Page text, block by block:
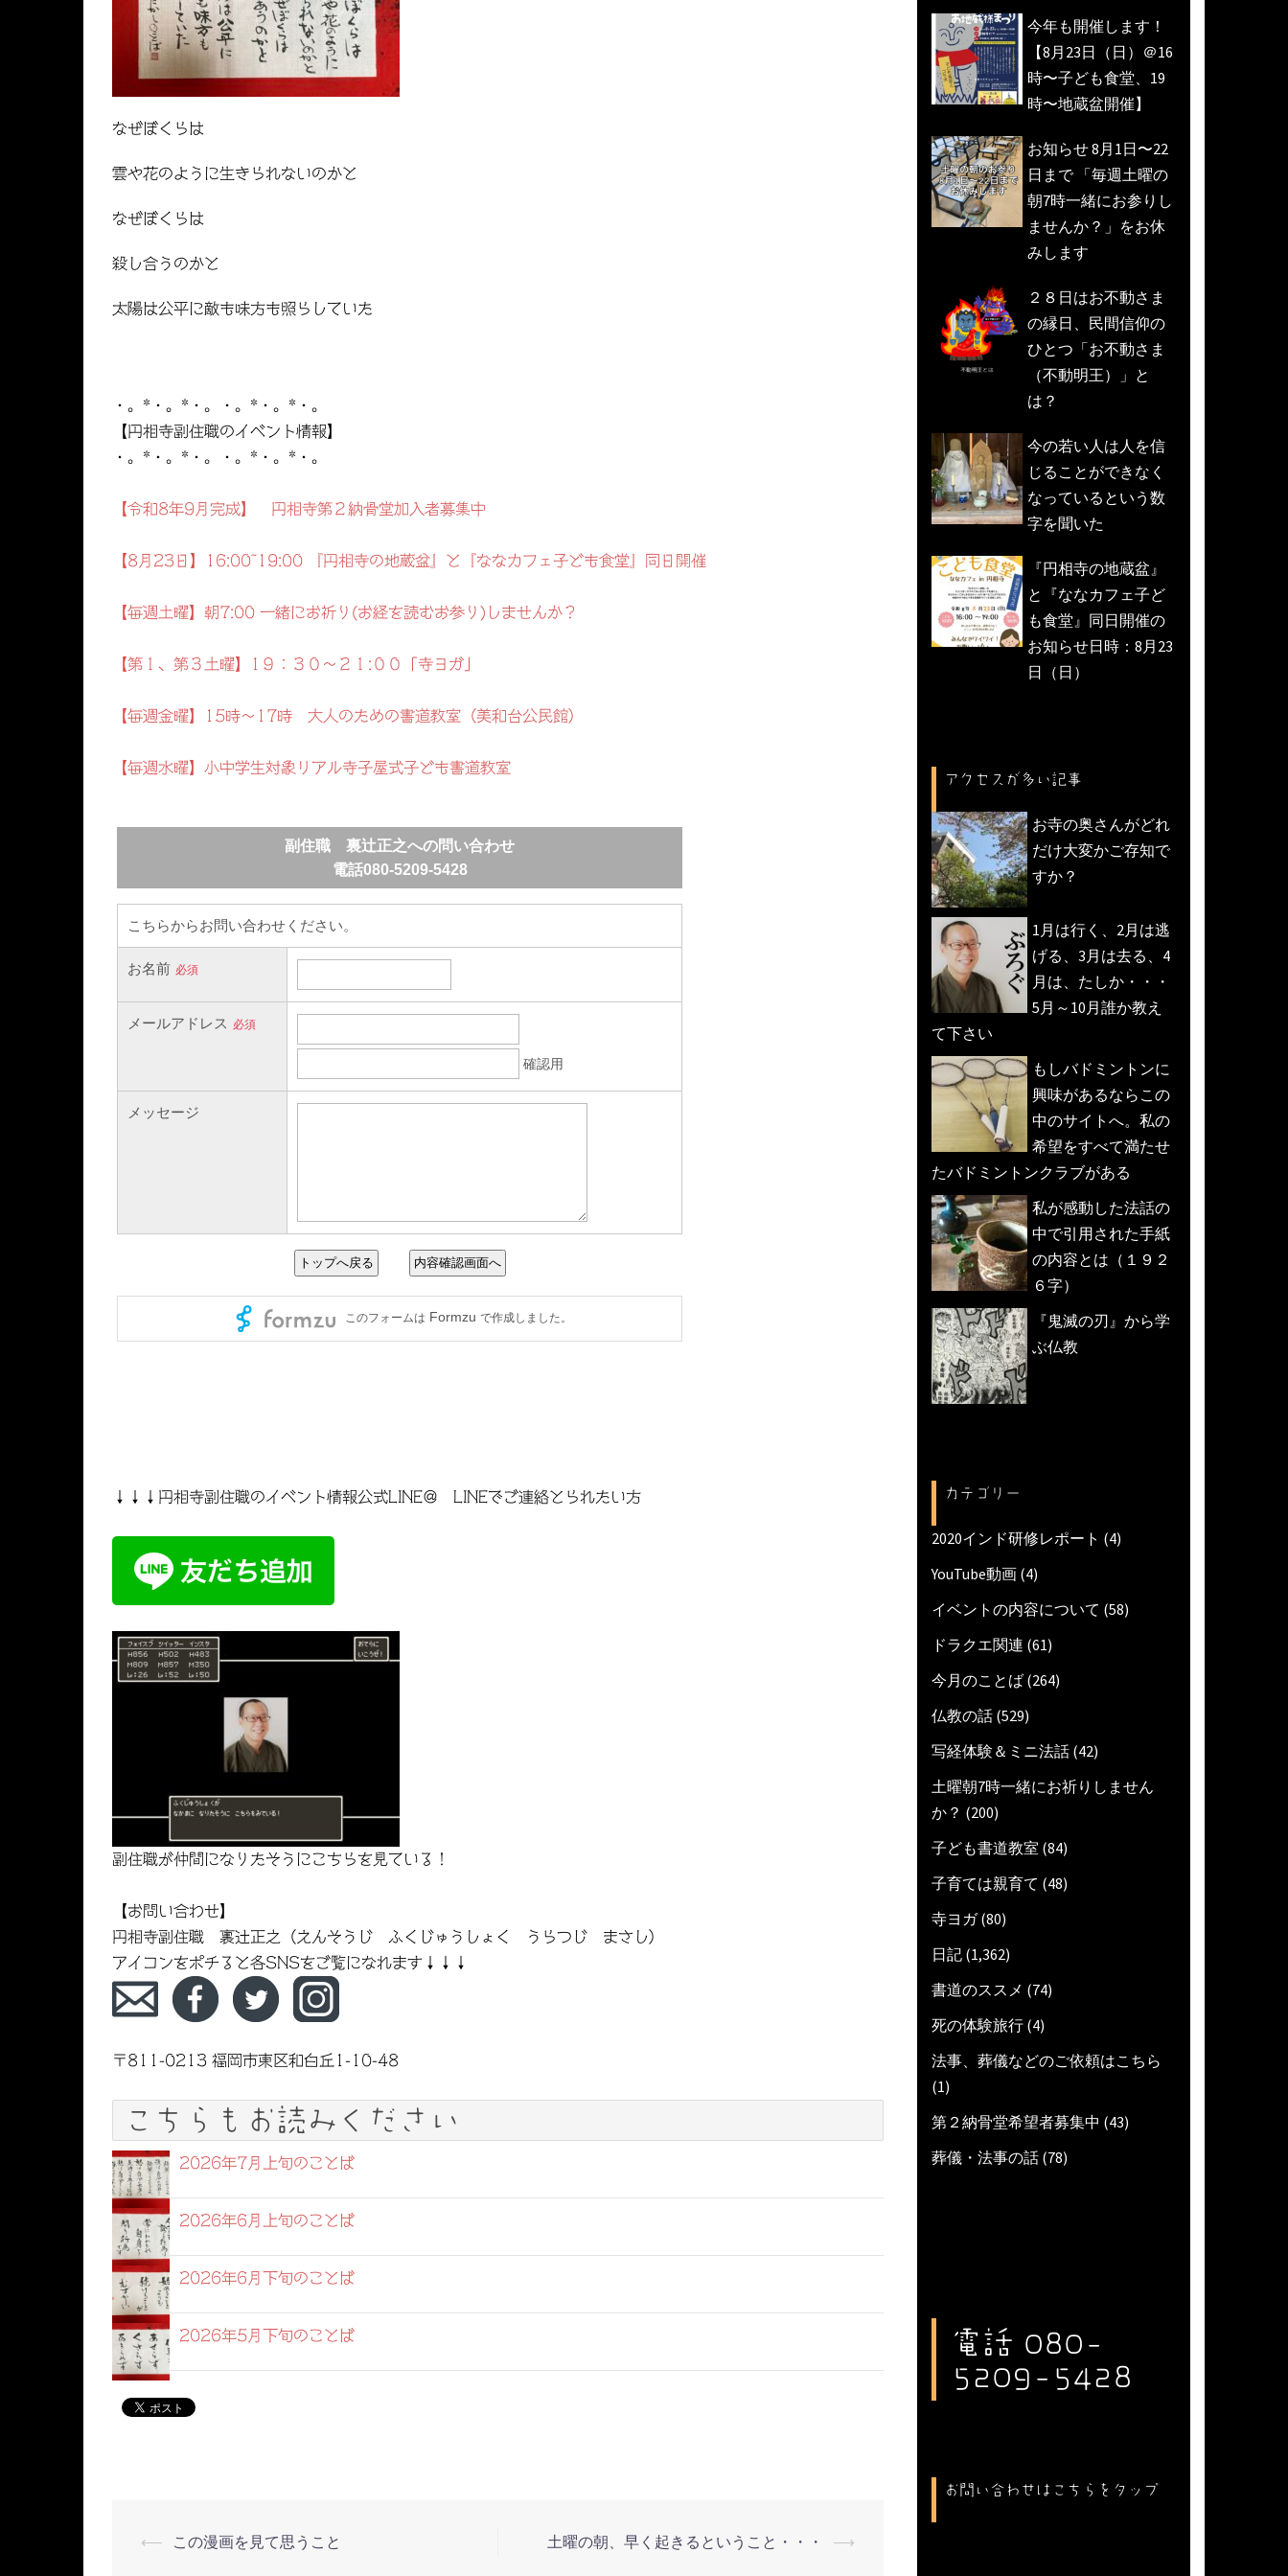
なぜぼくらは
雲や花のように生きられないのかと
なぜぼくらは
殺し合うのかと
太陽は公平に敵も味方も照らしていた
・。*・。*・。・。*・。*・。
【円相寺副住職のイベント情報】
・。*・。*・。・。*・。*・。
【令和8年9月完成】 円相寺第２納骨堂加入者募集中
【8月23日】16:00~19:00 『円相寺の地蔵盆』と『ななカフェ子ども食堂』同日開催
【毎週土曜】朝7:00 一緒にお祈り(お経を読むお参り)しませんか？
【第１、第３土曜】1９：３０～２１:００「寺ヨガ」
【毎週金曜】15時～17時 大人のための書道教室（美和台公民館）
【毎週水曜】小中学生対象リアル寺子屋式子ども書道教室
↓↓↓円相寺副住職のイベント情報公式LINE＠ LINEでご連絡とられたい方
副住職が仲間になりたそうにこちらを見ている！
【お問い合わせ】
円相寺副住職 裏辻正之（えんそうじ ふくじゅうしょく うらつじ まさし）
アイコンをポチると各SNSをご覧になれます↓↓↓
〒811-0213 福岡市東区和白丘1-10-48
こちらもお読みください
2026年7月上旬のことば
2026年6月上旬のことば
2026年6月下旬のことば
2026年5月下旬のことば
投
⟵ この漫画を見て思うこと 土曜の朝、早く起きるということ・・・ ⟶
今年も開催します！
【8月23日（日）＠16
時〜子ども食堂、19
時〜地蔵盆開催】
お知らせ 8月1日〜22
日まで 「毎週土曜の
朝7時一緒にお参りし
ませんか？」をお休
みします
２８日はお不動さま
の縁日、民間信仰の
ひとつ「お不動さま
（不動明王）」と
は？
今の若い人は人を信
じることができなく
なっているという数
字を聞いた
『円相寺の地蔵盆』
と『ななカフェ子ど
も食堂』同日開催の
お知らせ日時：8月23
日（日）
アクセスが多い記事
お寺の奥さんがどれ
だけ大変かご存知で
すか？
1月は行く、2月は逃
げる、3月は去る、4
月は、たしか・・・
5月～10月誰か教え
て下さい
もしバドミントンに
興味があるならこの
中のサイトへ。私の
希望をすべて満たせ
たバドミントンクラブがある
私が感動した法話の
中で引用された手紙
の内容とは（１９２
６字）
『鬼滅の刃』から学
ぶ仏教
カテゴリー
2020インド研修レポート (4)
YouTube動画 (4)
イベントの内容について (58)
ドラクエ関連 (61)
今月のことば (264)
仏教の話 (529)
写経体験＆ミニ法話 (42)
土曜朝7時一緒にお祈りしません
か？ (200)
子ども書道教室 (84)
子育ては親育て (48)
寺ヨガ(80)
日記 (1,362)
書道のススメ (74)
死の体験旅行 (4)
法事、葬儀などのご依頼はこちら
(1)
第２納骨堂希望者募集中 (43)
葬儀・法事の話 (78)
電話 080-
5209-5428
お問い合わせはこちらをタップ